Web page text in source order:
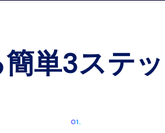
単3ステ